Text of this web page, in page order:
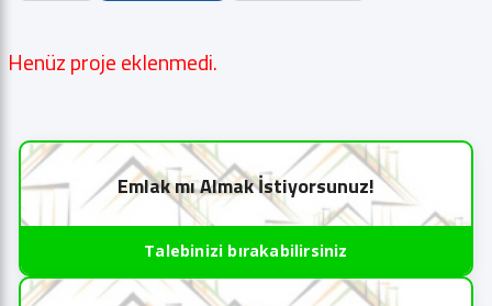
Henüz proje eklenmedi.
Emlak mı Almak İstiyorsunuz!
Talebinizi bırakabilirsiniz